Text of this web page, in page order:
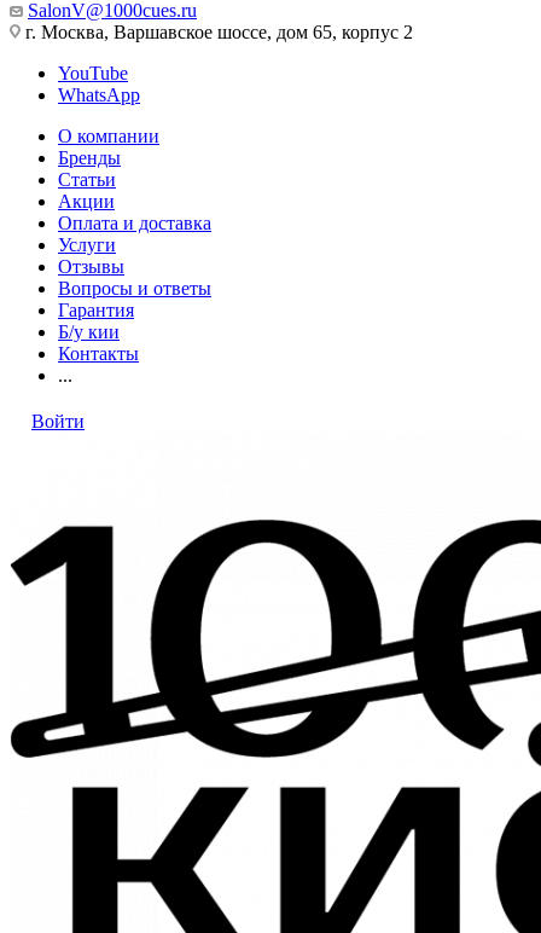
SalonV@1000cues.ru
г. Москва, Варшавское шоссе, дом 65, корпус 2
YouTube
WhatsApp
О компании
Бренды
Статьи
Акции
Оплата и доставка
Услуги
Отзывы
Вопросы и ответы
Гарантия
Б/у кии
Контакты
...
Войти